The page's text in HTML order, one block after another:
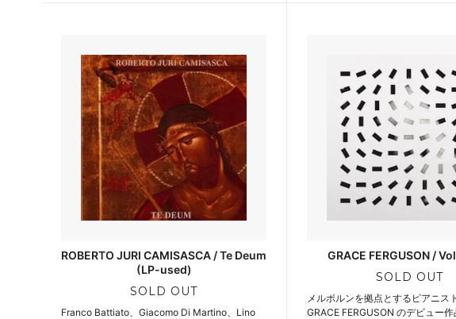
ROBERTO JURI CAMISASCA / Te Deum
(LP-used)
SOLD OUT
Franco Battiato、Giacomo Di Martino、Lino
GRACE FERGUSON /
SOLD OUT
メルボルンを拠点とするピアニス
GRACE FERGUSON のデビュー作